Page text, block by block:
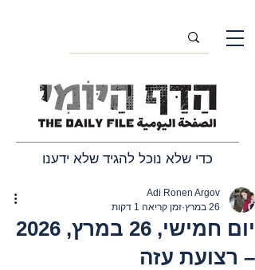
כדי שלא נוכל להגיד שלא ידענו
יום חמישי, 26 במרץ, 2026
– רצועת עזה
Adi Ronen Argov
26 במרץ
זמן קריאה 1 דקות